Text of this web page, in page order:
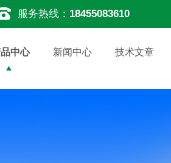
服务热线： 18455083610
中心 新闻中心 技术文章